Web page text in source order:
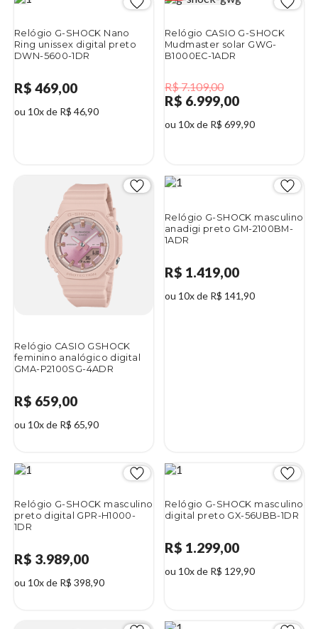
Relógio G-SHOCK Nano
Ring unissex digital preto
DWN-5600-1DR
R$ 469,00
ou 10x de R$ 46,90
Relógio CASIO G-SHOCK
Mudmaster solar GWG-
B1000EC-1ADR
R$ 7.109,00
R$ 6.999,00
ou 10x de R$ 699,90
Relógio CASIO GSHOCK
feminino analógico digital
GMA-P2100SG-4ADR
R$ 659,00
ou 10x de R$ 65,90
Relógio G-SHOCK masculino
anadigi preto GM-2100BM-
1ADR
R$ 1.419,00
ou 10x de R$ 141,90
Relógio G-SHOCK masculino
preto digital GPR-H1000-
1DR
R$ 3.989,00
ou 10x de R$ 398,90
Relógio G-SHOCK masculino
digital preto GX-56UBB-1DR
R$ 1.299,00
ou 10x de R$ 129,90